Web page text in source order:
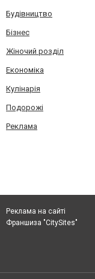
Будівництво
Бізнес
Жіночий розділ
Економіка
Кулінарія
Подорожі
Реклама
Реклама на сайті
Франшиза "CitySites"